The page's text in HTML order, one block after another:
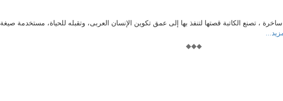
، تصنع الكاتبة قصتها لتنفذ بها إلى عمق تكوين الإنسان العربى، وتقبله للحياة، مستخدمة صيغة